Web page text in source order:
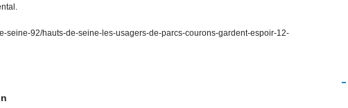
seine-92/hauts-de-seine-les-usagers-de-parcs-courons-gardent-espoir-12-